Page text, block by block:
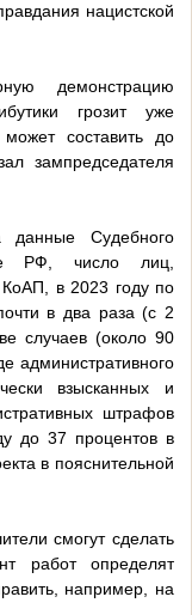
нацистской
демонстрацию
грозит уже
может составить до
зампредседателя
Судебного
РФ, число лиц,
КоАП, в 2023 году по
в два раза (с 2
случаев (около 90
административного
взысканных и
штрафов
до 37 процентов в
в пояснительной
смогут сделать
работ определят
например, на